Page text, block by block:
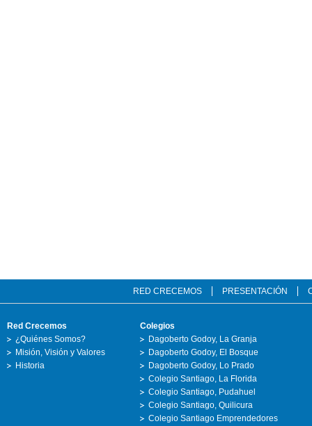
RED CRECEMOS PRESENTACIÓN
Red Crecemos
¿Quiénes Somos?
Misión, Visión y Valores
Historia
Colegios
Dagoberto Godoy, La Granja
Dagoberto Godoy, El Bosque
Dagoberto Godoy, Lo Prado
Colegio Santiago, La Florida
Colegio Santiago, Pudahuel
Colegio Santiago, Quilicura
Colegio Santiago Emprendedores